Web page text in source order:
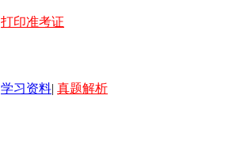
打印准考证
学习资料| 真题解析